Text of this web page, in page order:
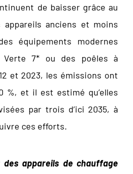
de baisser grâce au
appareils anciens et moins
équipements modernes
Verte 7* ou des poêles à
et 2023, les émissions ont
%, et il est estimé qu’elles
par trois d’ici 2035, à
ces efforts.
des appareils de chauffage